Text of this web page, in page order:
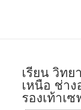
เรียน วิท
เหนือ ช่า
รองเท้าเ